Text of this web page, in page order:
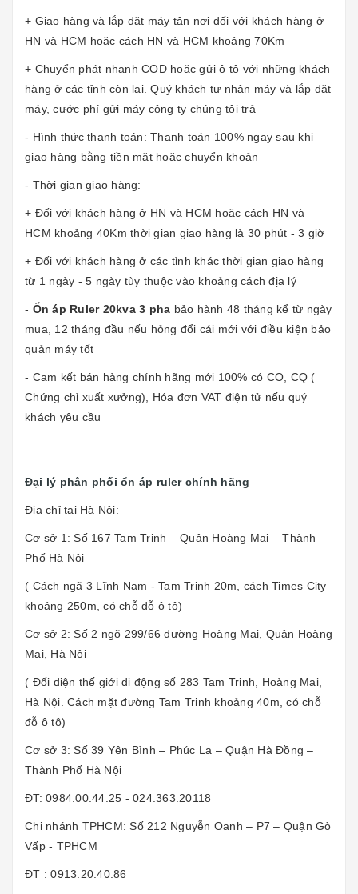
+ Giao hàng và lắp đặt máy tận nơi đối với khách hàng ở
HN và HCM hoặc cách HN và HCM khoảng 70Km
+ Chuyển phát nhanh COD hoặc gửi ô tô với những khách
hàng ở các tỉnh còn lại. Quý khách tự nhận máy và lắp đặt
máy, cước phí gửi máy công ty chúng tôi trả
- Hình thức thanh toán: Thanh toán 100% ngay sau khi
giao hàng bằng tiền mặt hoặc chuyển khoản
- Thời gian giao hàng:
+ Đối với khách hàng ở HN và HCM hoặc cách HN và
HCM khoảng 40Km thời gian giao hàng là 30 phút - 3 giờ
+ Đối với khách hàng ở các tỉnh khác thời gian giao hàng
từ 1 ngày - 5 ngày tùy thuộc vào khoảng cách địa lý
- Ổn áp Ruler 20kva 3 pha bảo hành 48 tháng kể từ ngày
mua, 12 tháng đầu nếu hỏng đổi cái mới với điều kiện bảo
quản máy tốt
- Cam kết bán hàng chính hãng mới 100% có CO, CQ (
Chứng chỉ xuất xưởng), Hóa đơn VAT điện tử nếu quý
khách yêu cầu
Đại lý phân phối ổn áp ruler chính hãng
Địa chỉ tại Hà Nội:
Cơ sở 1: Số 167 Tam Trinh – Quận Hoàng Mai – Thành
Phố Hà Nội
( Cách ngã 3 Lĩnh Nam - Tam Trinh 20m, cách Times City
khoảng 250m, có chỗ đỗ ô tô)
Cơ sở 2: Số 2 ngõ 299/66 đường Hoàng Mai, Quận Hoàng
Mai, Hà Nội
( Đối diện thế giới di động số 283 Tam Trinh, Hoàng Mai,
Hà Nội. Cách mặt đường Tam Trinh khoảng 40m, có chỗ
đỗ ô tô)
Cơ sở 3: Số 39 Yên Bình – Phúc La – Quận Hà Đồng –
Thành Phố Hà Nội
ĐT: 0984.00.44.25 - 024.363.20118
Chi nhánh TPHCM: Số 212 Nguyễn Oanh – P7 – Quận Gò
Vấp - TPHCM
ĐT : 0913.20.40.86